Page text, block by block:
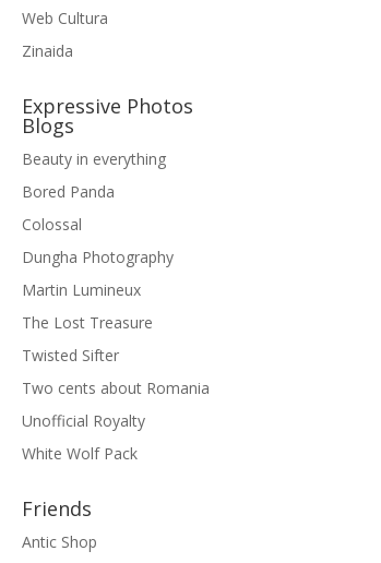
Web Cultura
Zinaida
Expressive Photos
Blogs
Beauty in everything
Bored Panda
Colossal
Dungha Photography
Martin Lumineux
The Lost Treasure
Twisted Sifter
Two cents about Romania
Unofficial Royalty
White Wolf Pack
Friends
Antic Shop